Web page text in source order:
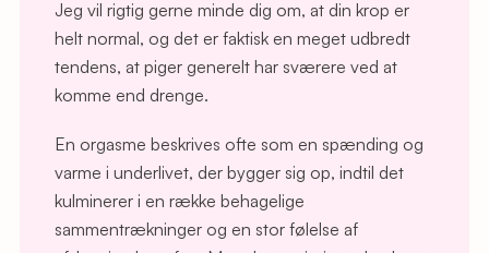
Jeg vil rigtig gerne minde dig om, at din krop er
helt normal, og det er faktisk en meget udbredt
tendens, at piger generelt har sværere ved at
komme end drenge.
En orgasme beskrives ofte som en spænding og
varme i underlivet, der bygger sig op, indtil det
kulminerer i en række behagelige
sammentrækninger og en stor følelse af